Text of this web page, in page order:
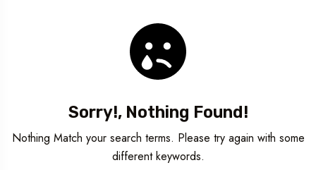
Sorry!, Nothing Found!
Nothing Match your search terms. Please try again with some
different keywords.